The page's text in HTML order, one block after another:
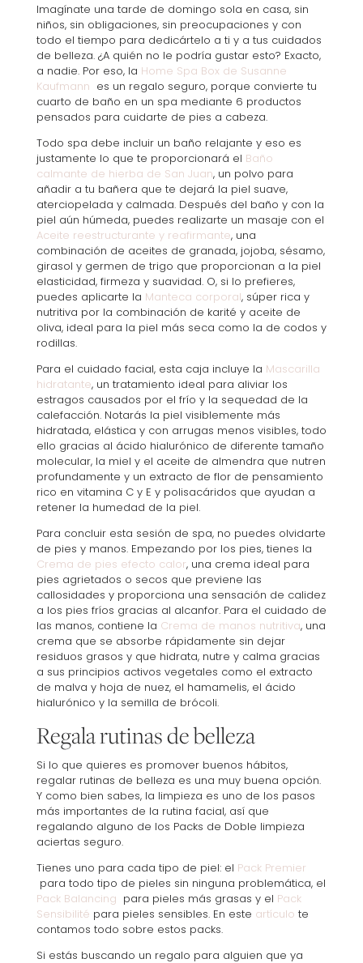
Imagínate una tarde de domingo sola en casa, sin
niños, sin obligaciones, sin preocupaciones y con
todo el tiempo para dedicártelo a ti y a tus cuidados
de belleza. ¿A quién no le podría gustar esto? Exacto,
a nadie. Por eso, la Home Spa Box de Susanne
Kaufmann es un regalo seguro, porque convierte tu
cuarto de baño en un spa mediante 6 productos
pensados para cuidarte de pies a cabeza.
Todo spa debe incluir un baño relajante y eso es
justamente lo que te proporcionará el Baño
calmante de hierba de San Juan, un polvo para
añadir a tu bañera que te dejará la piel suave,
aterciopelada y calmada. Después del baño y con la
piel aún húmeda, puedes realizarte un masaje con el
Aceite reestructurante y reafirmante, una
combinación de aceites de granada, jojoba, sésamo,
girasol y germen de trigo que proporcionan a la piel
elasticidad, firmeza y suavidad. O, si lo prefieres,
puedes aplicarte la Manteca corporal, súper rica y
nutritiva por la combinación de karité y aceite de
oliva, ideal para la piel más seca como la de codos y
rodillas.
Para el cuidado facial, esta caja incluye la Mascarilla
hidratante, un tratamiento ideal para aliviar los
estragos causados por el frío y la sequedad de la
calefacción. Notarás la piel visiblemente más
hidratada, elástica y con arrugas menos visibles, todo
ello gracias al ácido hialurónico de diferente tamaño
molecular, la miel y el aceite de almendra que nutren
profundamente y un extracto de flor de pensamiento
rico en vitamina C y E y polisacáridos que ayudan a
retener la humedad de la piel.
Para concluir esta sesión de spa, no puedes olvidarte
de pies y manos. Empezando por los pies, tienes la
Crema de pies efecto calor, una crema ideal para
pies agrietados o secos que previene las
callosidades y proporciona una sensación de calidez
a los pies fríos gracias al alcanfor. Para el cuidado de
las manos, contiene la Crema de manos nutritiva, una
crema que se absorbe rápidamente sin dejar
residuos grasos y que hidrata, nutre y calma gracias
a sus principios activos vegetales como el extracto
de malva y hoja de nuez, el hamamelis, el ácido
hialurónico y la semilla de brócoli.
Regala rutinas de belleza
Si lo que quieres es promover buenos hábitos,
regalar rutinas de belleza es una muy buena opción.
Y como bien sabes, la limpieza es uno de los pasos
más importantes de la rutina facial, así que
regalando alguno de los Packs de Doble limpieza
aciertas seguro.
Tienes uno para cada tipo de piel: el Pack Premier
para todo tipo de pieles sin ninguna problemática, el
Pack Balancing para pieles más grasas y el Pack
Sensibilité para pieles sensibles. En este artículo te
contamos todo sobre estos packs.
Si estás buscando un regalo para alguien que ya